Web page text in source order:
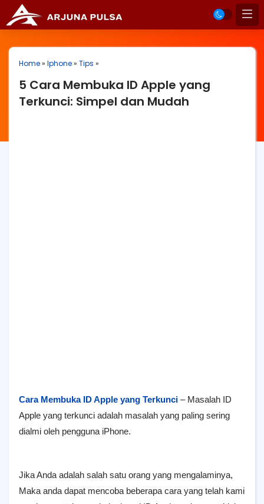
Home» Iphone» Tips »
5 Cara Membuka ID Apple yang
Terkunci: Simpel dan Mudah
Cara Membuka ID Apple yang Terkunci – Masalah ID
Apple yang terkunci adalah masalah yang paling sering
dialmi oleh pengguna iPhone.
Jika Anda adalah salah satu orang yang mengalaminya,
Maka anda dapat mencoba beberapa cara yang telah kami